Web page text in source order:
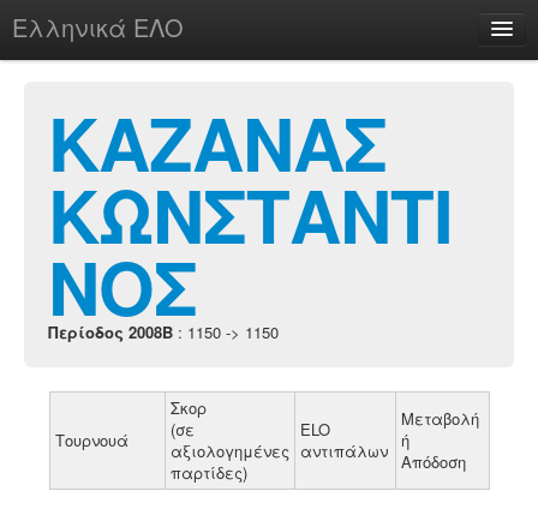
Ελληνικά ΕΛΟ
chesstu.be @ discord
Login
ΚΑΖΑΝΑΣ
ΚΩΝΣΤΑΝΤΙ
ΝΟΣ
Περίοδος 2008B : 1150 -> 1150
Τουρνουά
Σκορ
(σε
αξιολογημένες
παρτίδες)
ELO
αντιπάλων
Μεταβολή
ή
Απόδοση